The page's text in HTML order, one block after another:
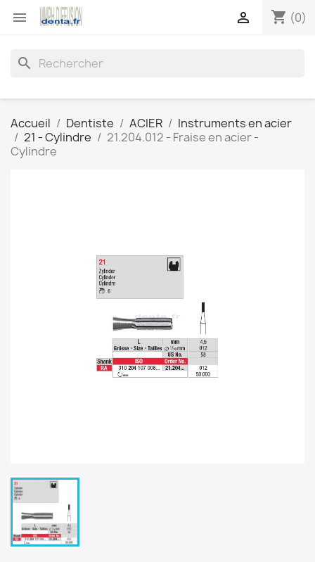
 shopping_cart (0)

search
Accueil Dentiste ACIER
Instruments en acier
21 - Cylindre
21.204.012 - Fraise en acier -
Cylindre